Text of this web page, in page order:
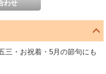
三・お祝着・5月の節句にも